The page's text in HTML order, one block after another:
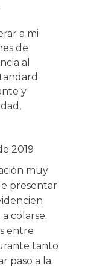
a mi
de
al
y
,
2019
muy
presentar
colarse.
entre
tanto
paso a la